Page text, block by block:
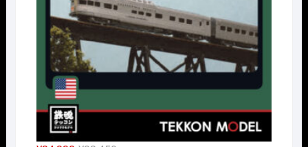
し
た。
で
す。